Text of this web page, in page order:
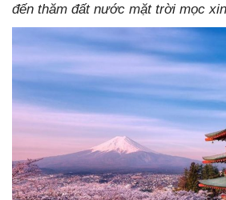
đến thăm đất nước mặt trời mọc